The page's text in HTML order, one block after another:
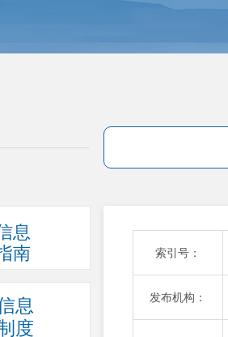
息
南
息
度
索引号：
发布机构：